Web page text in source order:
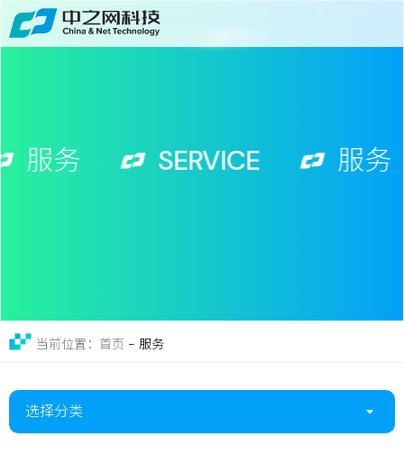
案例
服务 SERVICE 服务
当前位置：首页 - 服务
选择分类